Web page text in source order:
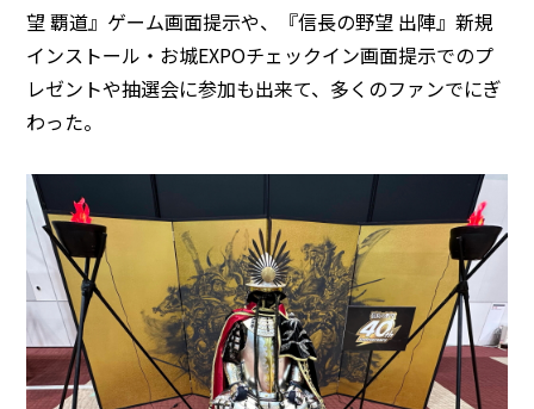
望 覇道』ゲーム画面提示や、『信長の野望 出陣』新規
インストール・お城EXPOチェックイン画面提示でのプ
レゼントや抽選会に参加も出来て、多くのファンでにぎ
わった。